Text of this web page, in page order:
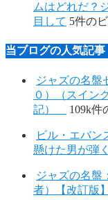
ムはどれだ？
目して 5件の
当ブログの人気記事
ジャズの名盤
０）（スイン
記）
109k件
ビル・エバン
懸けた男が弾
ジャズの名盤
者）【改訂版】